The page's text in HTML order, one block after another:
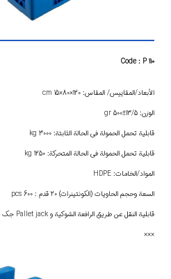
Code : P 110
الأبعاد/المقاييس/ المقاس: 120×80×15 cm
الوزن: 13/5±500 gr
قابلية تحمل الحمولة في الحالة الثابتة: 3000 kg
قابلية تحمل الحمولة في الحالة المتحركة: 1250 kg
المواد/الخامات: HDPE
السعة وحجم الحاويات (الكونتينرات) 20 قدم : 600 pcs
قابلية النقل عن طريق الرافعة الشوكية و Pallet jack جك باليت (بليت جك/جاك البليت
×××